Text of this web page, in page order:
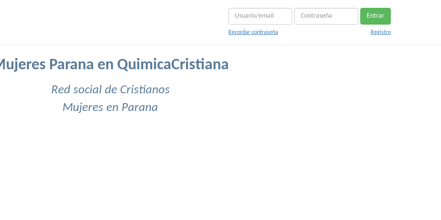
Entrar
Recordar contraseña Registro
Parana en QuimicaCristiana
Red social de Cristianos
Mujeres en Parana